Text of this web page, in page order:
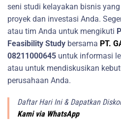
seni studi kelayakan bisnis
proyek dan investasi Anda.
atau tim Anda untuk mengikuti
Feasibility Study bersama PT.
08211000645 untuk informasi
atau untuk mendiskusikan
perusahaan Anda.
Daftar Hari Ini & Dapatkan
Kami via WhatsApp